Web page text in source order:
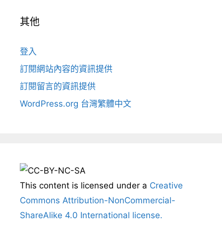
其他
登入
訂閱網站內容的資訊提供
訂閱留言的資訊提供
WordPress.org 台灣繁體中文
This content is licensed under a Creative
Commons Attribution-NonCommercial-
ShareAlike 4.0 International license.